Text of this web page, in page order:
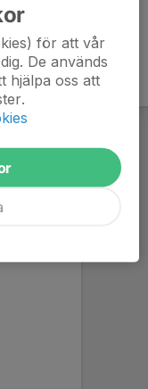
för att vår
De används
hjälpa oss att